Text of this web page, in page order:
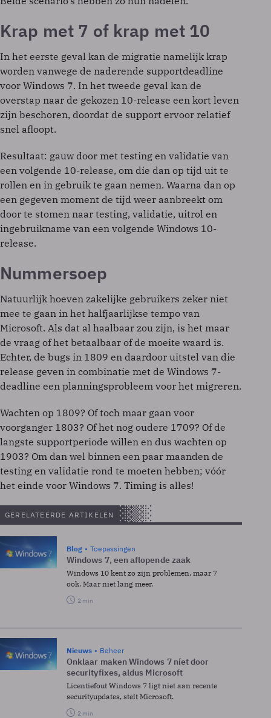
Krap met 7 of krap met 10
In het eerste geval kan de migratie namelijk krap
worden vanwege de naderende supportdeadline
voor Windows 7. In het tweede geval kan de
overstap naar de gekozen 10-release een kort leven
zijn beschoren, doordat de support ervoor relatief
snel afloopt.
Resultaat: gauw door met testing en validatie van
een volgende 10-release, om díe dan op tijd uit te
rollen en in gebruik te gaan nemen. Waarna dan op
een gegeven moment de tijd weer aanbreekt om
door te stomen naar testing, validatie, uitrol en
ingebruikname van een volgende Windows 10-
release.
Nummersoep
Natuurlijk hoeven zakelijke gebruikers zeker niet
mee te gaan in het halfjaarlijkse tempo van
Microsoft. Als dat al haalbaar zou zijn, is het maar
de vraag of het betaalbaar of de moeite waard is.
Echter, de bugs in 1809 en daardoor uitstel van die
release geven in combinatie met de Windows 7-
deadline een planningsprobleem voor het migreren.
Wachten op 1809? Of toch maar gaan voor
voorganger 1803? Of het nog oudere 1709? Of de
langste supportperiode willen en dus wachten op
1903? Om dan wel binnen een paar maanden de
testing en validatie rond te moeten hebben; vóór
het einde voor Windows 7. Timing is alles!
GERELATEERDE ARTIKELEN
Blog Toepassingen
Windows 7, een aflopende zaak
Windows 10 kent zo zijn problemen, maar 7
ook. Maar niet lang meer.
2 min
Nieuws Beheer
Onklaar maken Windows 7 níet door
securityfixes, aldus Microsoft
Licentiefout Windows 7 ligt niet aan recente
securityupdates, stelt Microsoft.
2 min